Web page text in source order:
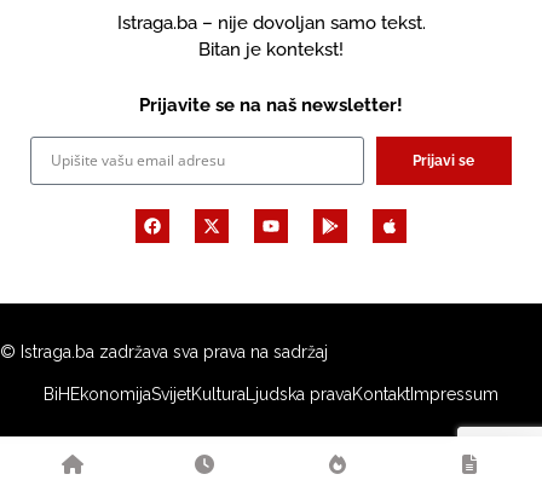
Istraga.ba – nije dovoljan samo tekst.
Bitan je kontekst!
Prijavite se na naš newsletter!
Prijavi se
© Istraga.ba zadržava sva prava na sadržaj
BiH EkonomijaSvijetKultura Ljudska pravaKontakt Impressum